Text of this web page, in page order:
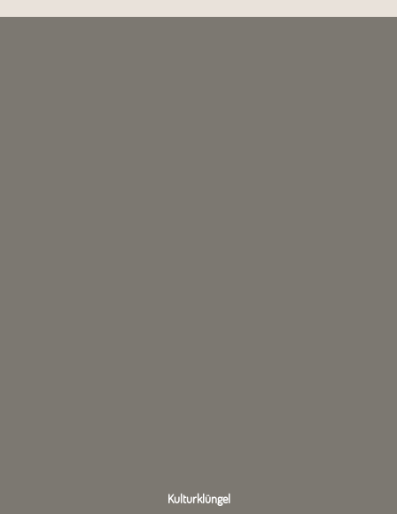
Kulturklüngel